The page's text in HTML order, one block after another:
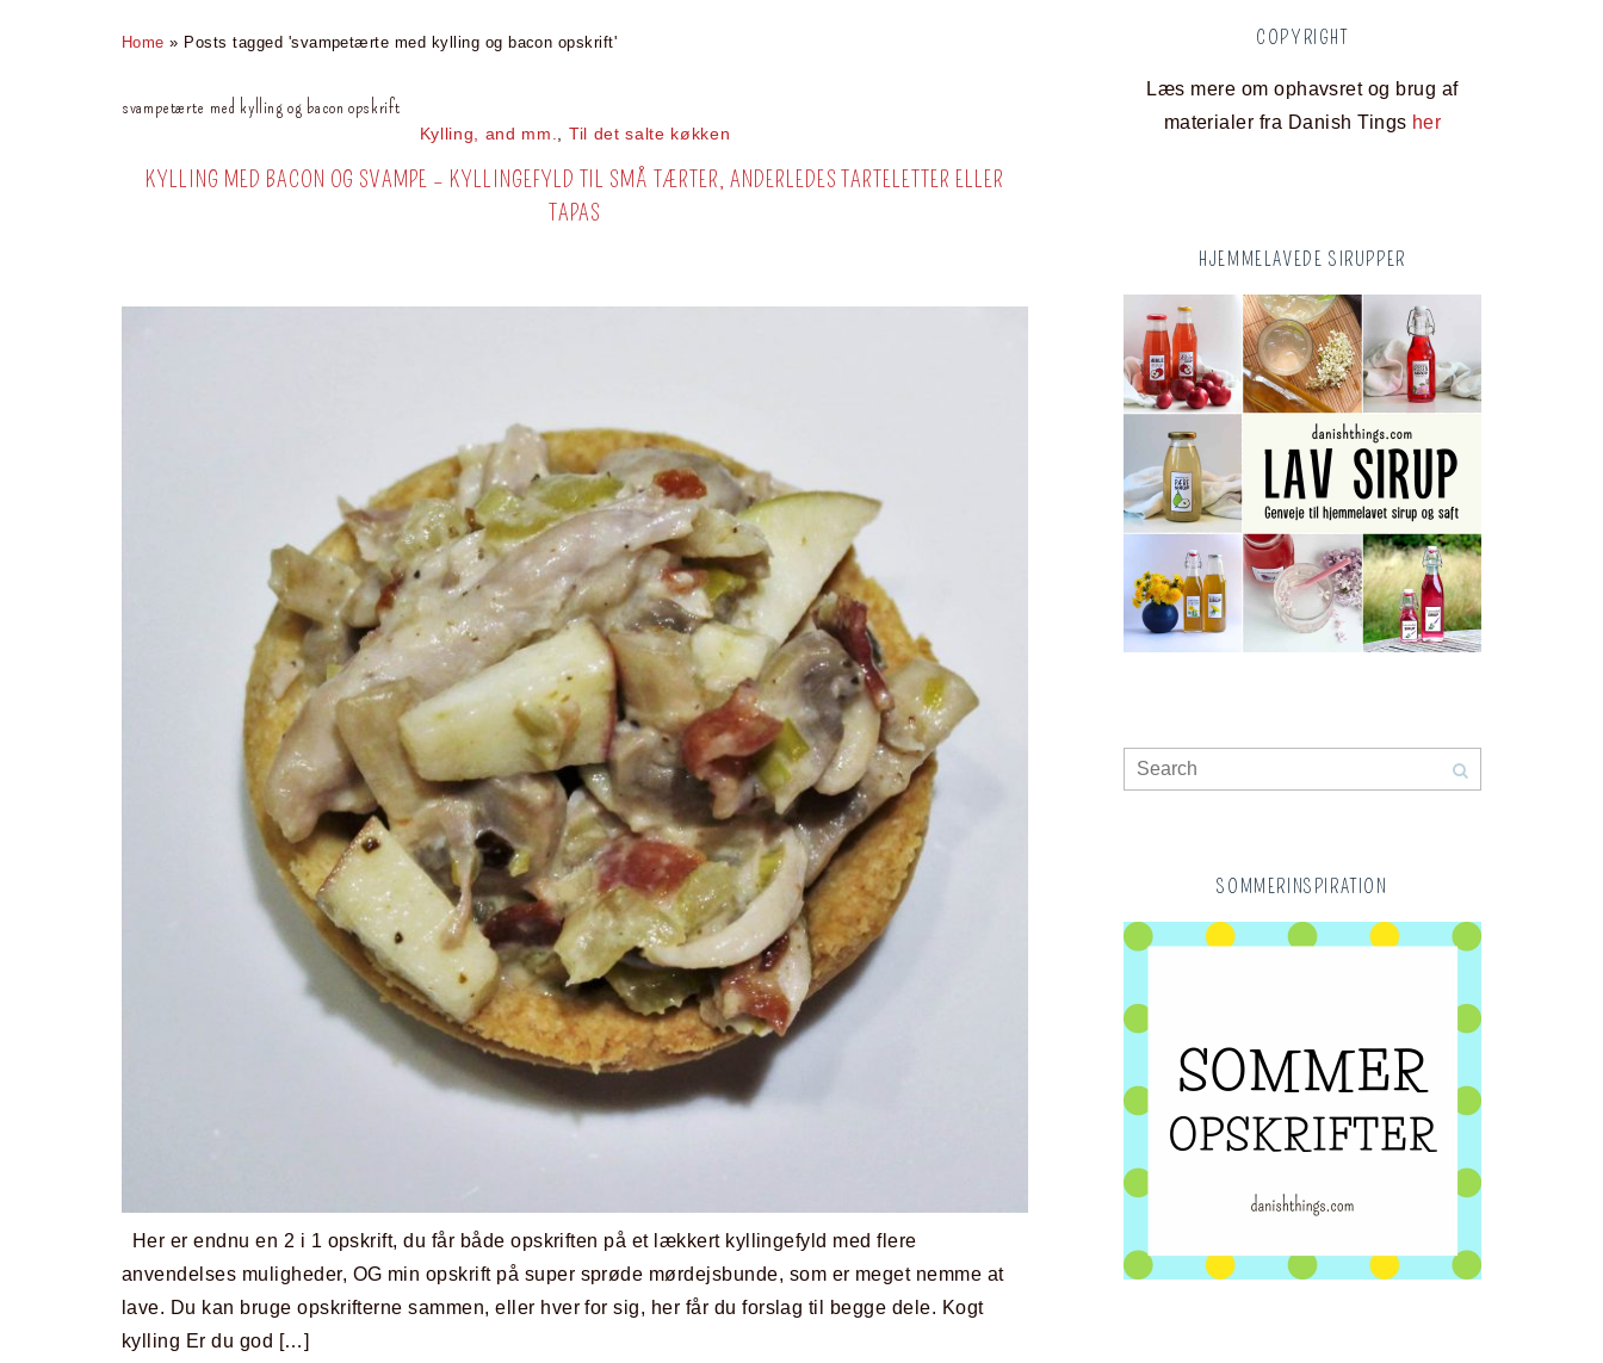
Home » Posts tagged 'svampetærte med kylling og bacon opskrift'
svampetærte med kylling og bacon opskrift
Kylling, and mm., Til det salte køkken
KYLLING MED BACON OG SVAMPE – KYLLINGEFYLD TIL SMÅ TÆRTER, ANDERLEDES TARTELETTER ELLER
TAPAS
Her er endnu en 2 i 1 opskrift, du får både opskriften på et lækkert kyllingefyld med flere
anvendelses muligheder, OG min opskrift på super sprøde mørdejsbunde, som er meget nemme at
lave. Du kan bruge opskrifterne sammen, eller hver for sig, her får du forslag til begge dele. Kogt
kylling Er du god […]
COPYRIGHT
Læs mere om ophavsret og brug af
materialer fra Danish Tings her
HJEMMELAVEDE SIRUPPER
SOMMERINSPIRATION